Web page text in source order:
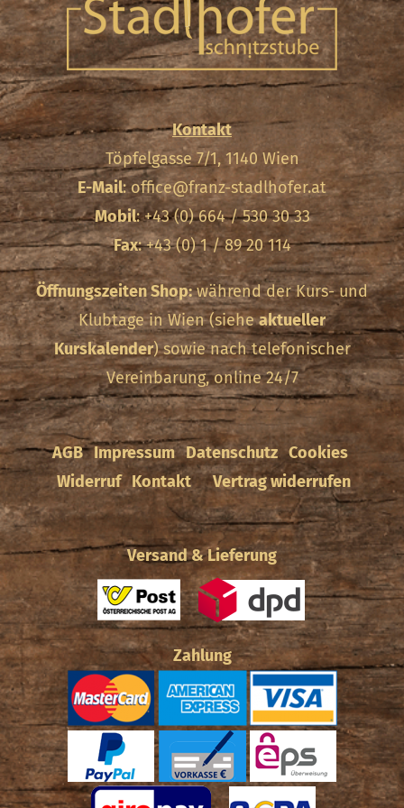
Kontakt
Töpfelgasse 7/1, 1140 Wien
E-Mail:office@franz-stadlhofer.at
Mobil: +43 (0) 664 / 530 30 33
Fax: +43 (0) 1 / 89 20 114
Öffnungszeiten Shop:während der Kurs- und
Klubtage in Wien (sieheaktueller
Kurskalender) sowie nach telefonischer
Vereinbarung, online 24/7
AGB Impressum Datenschutz Cookies
Widerruf Kontakt Vertrag widerrufen
Versand & Lieferung
Zahlung